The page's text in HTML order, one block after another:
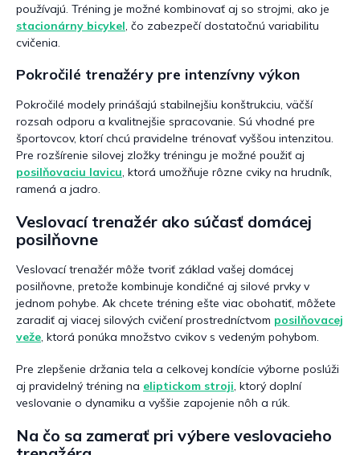
používajú. Tréning je možné kombinovať aj so strojmi, ako je
stacionárny bicykel, čo zabezpečí dostatočnú variabilitu
cvičenia.
Pokročilé trenažéry pre intenzívny výkon
Pokročilé modely prinášajú stabilnejšiu konštrukciu, väčší
rozsah odporu a kvalitnejšie spracovanie. Sú vhodné pre
športovcov, ktorí chcú pravidelne trénovať vyššou intenzitou.
Pre rozšírenie silovej zložky tréningu je možné použiť aj
posilňovaciu lavicu, ktorá umožňuje rôzne cviky na hrudník,
ramená a jadro.
Veslovací trenažér ako súčasť domácej
posilňovne
Veslovací trenažér môže tvoriť základ vašej domácej
posilňovne, pretože kombinuje kondičné aj silové prvky v
jednom pohybe. Ak chcete tréning ešte viac obohatiť, môžete
zaradiť aj viacej silových cvičení prostredníctvom posilňovacej
veže, ktorá ponúka množstvo cvikov s vedeným pohybom.
Pre zlepšenie držania tela a celkovej kondície výborne poslúži
aj pravidelný tréning na eliptickom stroji, ktorý doplní
veslovanie o dynamiku a vyššie zapojenie nôh a rúk.
Na čo sa zamerať pri výbere veslovacieho